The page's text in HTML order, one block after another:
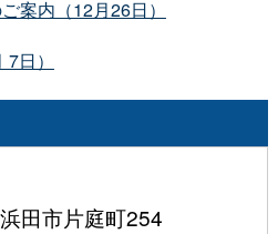
案内（12月26日）
日）
田市片庭町254